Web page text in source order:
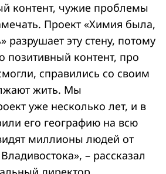
контент, чужие проблемы
Проект «Химия была,
разрушает эту стену, потому
позитивный контент, про
справились со своим
жить. Мы
уже несколько лет, и в
его географию на всю
миллионы людей от
– рассказал